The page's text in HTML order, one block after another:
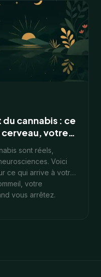
cannabis : ce
votre
sont réels,
Voici
ce qui arrive à votre
votre
vous arrêtez.